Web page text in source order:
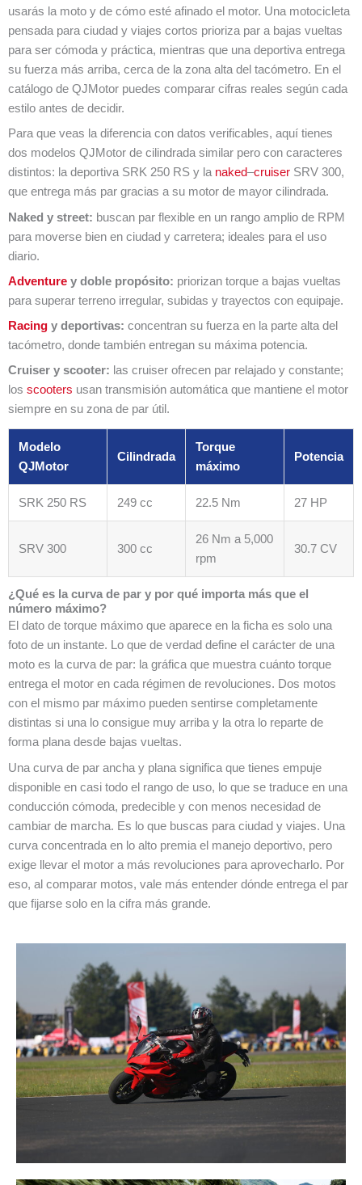
usarás la moto y de cómo esté afinado el motor. Una motocicleta
pensada para ciudad y viajes cortos prioriza par a bajas vueltas
para ser cómoda y práctica, mientras que una deportiva entrega
su fuerza más arriba, cerca de la zona alta del tacómetro. En el
catálogo de QJMotor puedes comparar cifras reales según cada
estilo antes de decidir.
Para que veas la diferencia con datos verificables, aquí tienes
dos modelos QJMotor de cilindrada similar pero con caracteres
distintos: la deportiva SRK 250 RS y la naked–cruiser SRV 300,
que entrega más par gracias a su motor de mayor cilindrada.
Naked y street: buscan par flexible en un rango amplio de RPM
para moverse bien en ciudad y carretera; ideales para el uso
diario.
Adventure y doble propósito: priorizan torque a bajas vueltas
para superar terreno irregular, subidas y trayectos con equipaje.
Racing y deportivas: concentran su fuerza en la parte alta del
tacómetro, donde también entregan su máxima potencia.
Cruiser y scooter: las cruiser ofrecen par relajado y constante;
los scooters usan transmisión automática que mantiene el motor
siempre en su zona de par útil.
Modelo
QJMotor
Cilindrada
Torque
máximo
Potencia
SRK 250 RS 249 cc 22.5 Nm 27 HP
SRV 300 300 cc
26 Nm a 5,000
rpm
30.7 CV
¿Qué es la curva de par y por qué importa más que el
número máximo?
El dato de torque máximo que aparece en la ficha es solo una
foto de un instante. Lo que de verdad define el carácter de una
moto es la curva de par: la gráfica que muestra cuánto torque
entrega el motor en cada régimen de revoluciones. Dos motos
con el mismo par máximo pueden sentirse completamente
distintas si una lo consigue muy arriba y la otra lo reparte de
forma plana desde bajas vueltas.
Una curva de par ancha y plana significa que tienes empuje
disponible en casi todo el rango de uso, lo que se traduce en una
conducción cómoda, predecible y con menos necesidad de
cambiar de marcha. Es lo que buscas para ciudad y viajes. Una
curva concentrada en lo alto premia el manejo deportivo, pero
exige llevar el motor a más revoluciones para aprovecharlo. Por
eso, al comparar motos, vale más entender dónde entrega el par
que fijarse solo en la cifra más grande.